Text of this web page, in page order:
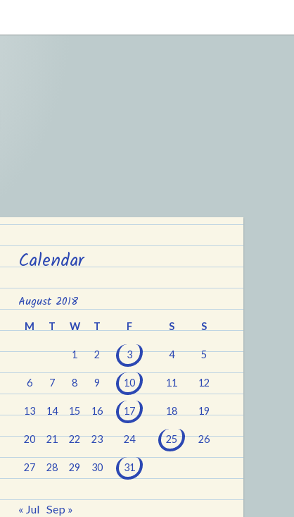
Calendar
August 2018
M T W T F S S
1 2 3 4 5
6 7 8 9 10 11 12
13 14 15 16 17 18 19
20 21 22 23 24 25 26
27 28 29 30 31
« Jul Sep »